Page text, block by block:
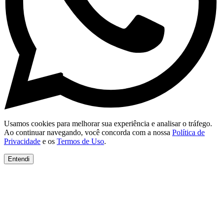
Usamos cookies para melhorar sua experiência e analisar o tráfego.
Ao continuar navegando, você concorda com a nossa Política de
Privacidade e os Termos de Uso.
Entendi